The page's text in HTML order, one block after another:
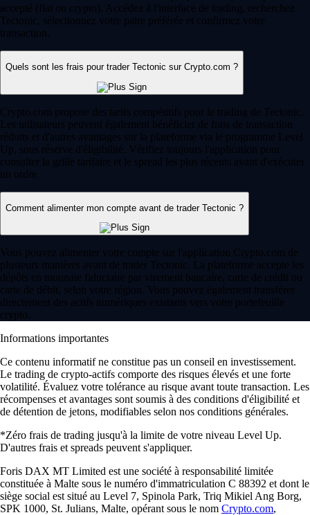
accepté (fiat ou crypto). Accédez à l'interface de trading, recherchez
Tectonic, sélectionnez votre paire préférée et confirmez votre
transaction.
Quels sont les frais pour trader Tectonic sur Crypto.com ?
Crypto.com propose des tarifs compétitifs pour le trading de Tectonic.
Les utilisateurs peuvent également bénéficier de frais de transaction
réduits et d'autres avantages sur la plateforme via le programme Level
Up, sous réserve d'éligibilité. Vérifiez toujours l'application pour
consulter la grille tarifaire et le spread les plus récents avant d'exécuter
un ordre.
Comment alimenter mon compte avant de trader Tectonic ?
Vous pouvez alimenter votre compte sur l'application Crypto.com de
plusieurs manières avant de trader Tectonic. La plateforme accepte les
dépôts en monnaie fiduciaire par virement bancaire, carte de crédit ou
carte de débit, selon votre région. Vous pouvez également transférer
directement des actifs numériques existants vers votre portefeuille
crypto.
Informations importantes
Ce contenu informatif ne constitue pas un conseil en investissement.
Le trading de crypto-actifs comporte des risques élevés et une forte
volatilité. Évaluez votre tolérance au risque avant toute transaction. Les
récompenses et avantages sont soumis à des conditions d'éligibilité et
de détention de jetons, modifiables selon nos conditions générales.
*Zéro frais de trading jusqu'à la limite de votre niveau Level Up.
D'autres frais et spreads peuvent s'appliquer.
Foris DAX MT Limited est une société à responsabilité limitée
constituée à Malte sous le numéro d'immatriculation C 88392 et dont le
siège social est situé au Level 7, Spinola Park, Triq Mikiel Ang Borg,
SPK 1000, St. Julians, Malte, opérant sous le nom Crypto.com,